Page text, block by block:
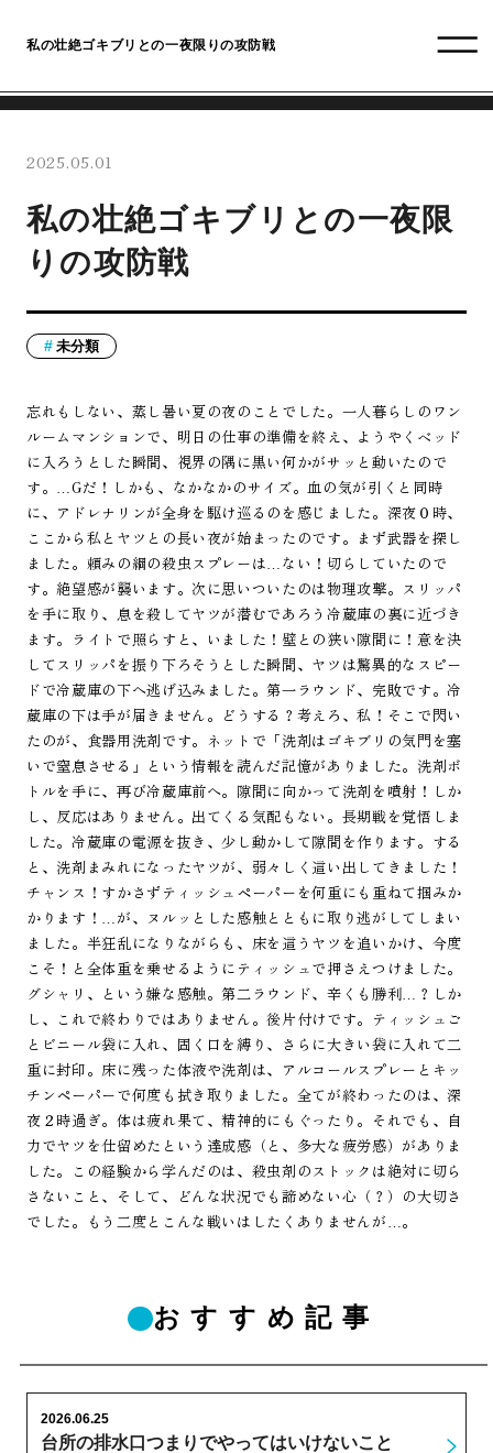
私の壮絶ゴキブリとの一夜限りの攻防戦
2025.05.01
私の壮絶ゴキブリとの一夜限
りの攻防戦
未分類
忘れもしない、蒸し暑い夏の夜のことでした。一人暮らしのワン
ルームマンションで、明日の仕事の準備を終え、ようやくベッド
に入ろうとした瞬間、視界の隅に黒い何かがサッと動いたので
す。…Gだ！しかも、なかなかのサイズ。血の気が引くと同時
に、アドレナリンが全身を駆け巡るのを感じました。深夜０時、
ここから私とヤツとの長い夜が始まったのです。まず武器を探し
ました。頼みの綱の殺虫スプレーは…ない！切らしていたので
す。絶望感が襲います。次に思いついたのは物理攻撃。スリッパ
を手に取り、息を殺してヤツが潜むであろう冷蔵庫の裏に近づき
ます。ライトで照らすと、いました！壁との狭い隙間に！意を決
してスリッパを振り下ろそうとした瞬間、ヤツは驚異的なスピー
ドで冷蔵庫の下へ逃げ込みました。第一ラウンド、完敗です。冷
蔵庫の下は手が届きません。どうする？考えろ、私！そこで閃い
たのが、食器用洗剤です。ネットで「洗剤はゴキブリの気門を塞
いで窒息させる」という情報を読んだ記憶がありました。洗剤ボ
トルを手に、再び冷蔵庫前へ。隙間に向かって洗剤を噴射！しか
し、反応はありません。出てくる気配もない。長期戦を覚悟しま
した。冷蔵庫の電源を抜き、少し動かして隙間を作ります。する
と、洗剤まみれになったヤツが、弱々しく這い出してきました！
チャンス！すかさずティッシュペーパーを何重にも重ねて掴みか
かります！…が、ヌルッとした感触とともに取り逃がしてしまい
ました。半狂乱になりながらも、床を這うヤツを追いかけ、今度
こそ！と全体重を乗せるようにティッシュで押さえつけました。
グシャリ、という嫌な感触。第二ラウンド、辛くも勝利…？しか
し、これで終わりではありません。後片付けです。ティッシュご
とビニール袋に入れ、固く口を縛り、さらに大きい袋に入れて二
重に封印。床に残った体液や洗剤は、アルコールスプレーとキッ
チンペーパーで何度も拭き取りました。全てが終わったのは、深
夜２時過ぎ。体は疲れ果て、精神的にもぐったり。それでも、自
力でヤツを仕留めたという達成感（と、多大な疲労感）がありま
した。この経験から学んだのは、殺虫剤のストックは絶対に切ら
さないこと、そして、どんな状況でも諦めない心（？）の大切さ
でした。もう二度とこんな戦いはしたくありませんが…。
おすすめ記事
台所の排水口つまりでやってはいけないこと
2026.06.25